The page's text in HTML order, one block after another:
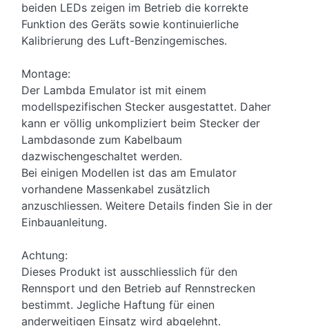
beiden LEDs zeigen im Betrieb die korrekte
Funktion des Geräts sowie kontinuierliche
Kalibrierung des Luft-Benzingemisches.
Montage:
Der Lambda Emulator ist mit einem
modellspezifischen Stecker ausgestattet. Daher
kann er völlig unkompliziert beim Stecker der
Lambdasonde zum Kabelbaum
dazwischengeschaltet werden.
Bei einigen Modellen ist das am Emulator
vorhandene Massenkabel zusätzlich
anzuschliessen. Weitere Details finden Sie in der
Einbauanleitung.
Achtung:
Dieses Produkt ist ausschliesslich für den
Rennsport und den Betrieb auf Rennstrecken
bestimmt. Jegliche Haftung für einen
anderweitigen Einsatz wird abgelehnt.